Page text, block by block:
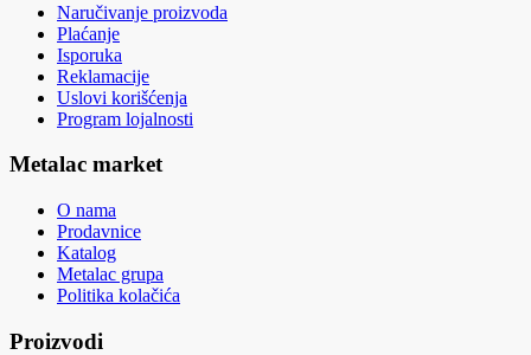
Naručivanje proizvoda
Plaćanje
Isporuka
Reklamacije
Uslovi korišćenja
Program lojalnosti
Metalac market
O nama
Prodavnice
Katalog
Metalac grupa
Politika kolačića
Proizvodi